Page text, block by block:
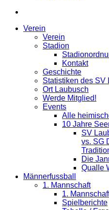
Verein
Verein
Stadion
Kontakt
Geschichte
Statistiken des SV
Ort Laubusch
Werde Mitglied!
Events
Alle
10 Jahre
SV
vs. SG
Die
Qualle
Männerfussball
1. Mannschaft
1.
Spielberichte